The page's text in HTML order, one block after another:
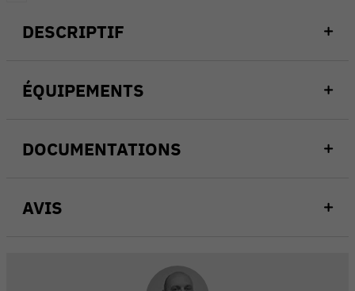
DESCRIPTIF
ÉQUIPEMENTS
DOCUMENTATIONS
AVIS